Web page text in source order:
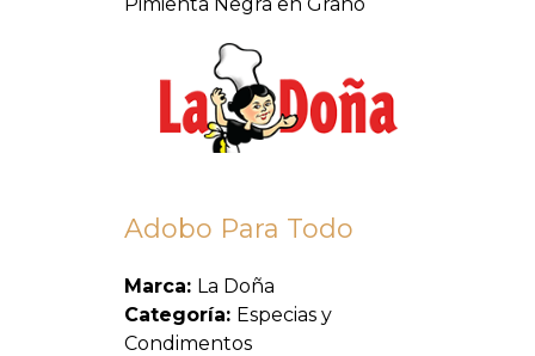
Pimienta Negra en Grano
Adobo Para Todo
Marca: La Doña
Categoría: Especias y
Condimentos